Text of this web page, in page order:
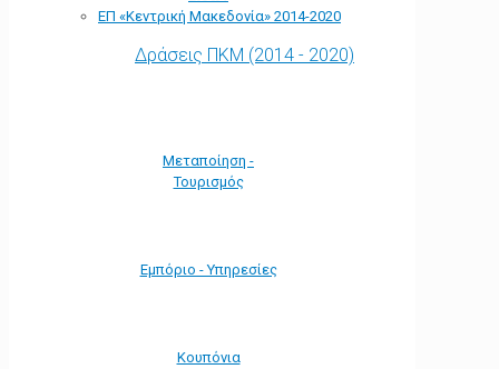
ΕΠ «Kεντρική Μακεδονία» 2014-2020
Δράσεις ΠΚΜ (2014 - 2020)
Μεταποίηση -
Τουρισμός
Εμπόριο - Υπηρεσίες
Κουπόνια